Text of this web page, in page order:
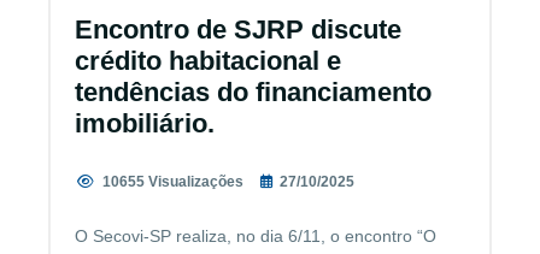
Encontro de SJRP discute
crédito habitacional e
tendências do financiamento
imobiliário.
10655 Visualizações 27/10/2025
O Secovi-SP realiza, no dia 6/11, o encontro “O